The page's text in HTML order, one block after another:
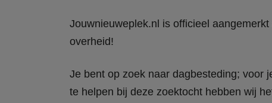
Jouwnieuweplek.nl is officieel
overheid!
Je bent op zoek naar dagbesteding; voor
te helpen bij deze zoektocht hebben wij